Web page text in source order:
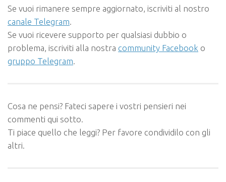
Se vuoi rimanere sempre aggiornato, iscriviti al nostro
canale Telegram
Se vuoi ricevere supporto per qualsiasi dubbio o
problema, iscriviti alla nostra community Facebook o
gruppo Telegram
Cosa ne pensi? Fateci sapere i vostri pensieri nei
commenti qui sotto.
Ti piace quello che leggi? Per favore condividilo con gli
altri.